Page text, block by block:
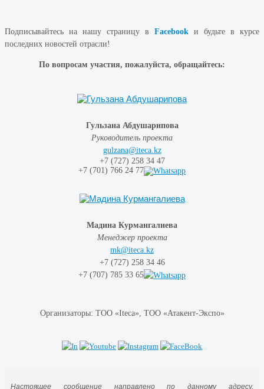
Подписывайтесь на нашу страницу в Facebook и будьте в курсе
последних новостей отрасли!
По вопросам участия, пожалуйста, обращайтесь:
Гульзана Абдушарипова
Руководитель проекта
gulzana@iteca.kz
+7 (727) 258 34 47
+7 (701) 766 24 77
Мадина Курмангалиева
Менеджер проекта
mk@iteca.kz
+7 (727) 258 3446
+7 (707) 785 33 65
Организаторы: ТОО «Iteca», ТОО «Атакент-Экспо»
Настоящее сообщение направлено по данному адресу,